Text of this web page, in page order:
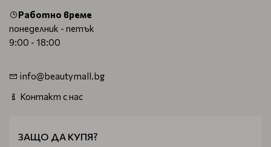
Работно време
понеделник - петък
9:00 - 18:00
info@beautymall.bg
Контакт с нас
ЗАЩО ДА КУПЯ?